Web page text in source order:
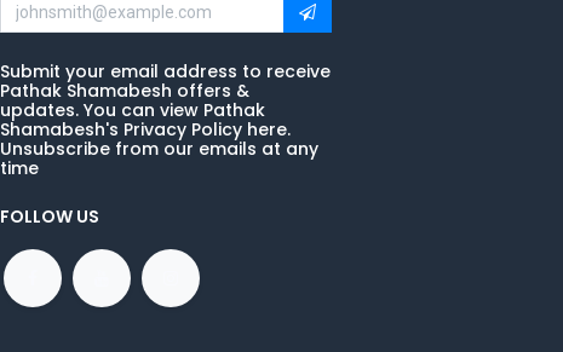
Submit your email address to receive
Pathak Shamabesh offers &
updates. You can view Pathak
Shamabesh's Privacy Policy here.
Unsubscribe from our emails at any
time
FOLLOW US